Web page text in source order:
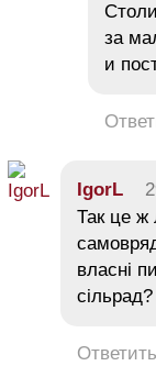
за
и
IgorL
Так це ж
власні
сільрад?
Ответить